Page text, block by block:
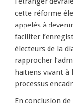
cette réforme
appelés à
faciliter
électeurs de la
rapprocher
haïtiens vivant à
processus
En conclusion